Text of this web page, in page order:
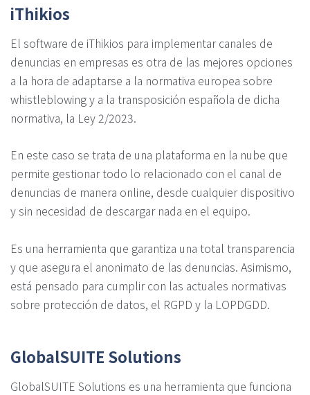
iThikios
El software de iThikios para implementar canales de
denuncias en empresas es otra de las mejores opciones
a la hora de adaptarse a la normativa europea sobre
whistleblowing y a la transposición española de dicha
normativa, la Ley 2/2023.
En este caso se trata de una plataforma en la nube que
permite gestionar todo lo relacionado con el canal de
denuncias de manera online, desde cualquier dispositivo
y sin necesidad de descargar nada en el equipo.
Es una herramienta que garantiza una total transparencia
y que asegura el anonimato de las denuncias. Asimismo,
está pensado para cumplir con las actuales normativas
sobre protección de datos, el RGPD y la LOPDGDD.
GlobalSUITE Solutions
GlobalSUITE Solutions es una herramienta que funciona